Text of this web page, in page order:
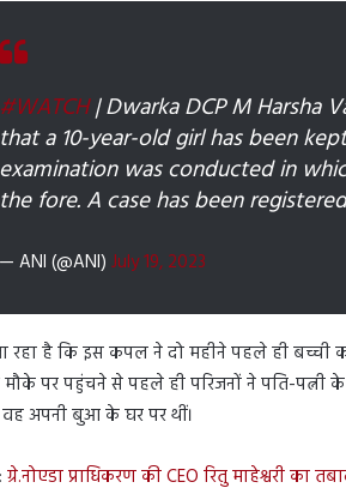
#WATCH| Dwarka DCP M Harsha
that a 10-year-old girl has been
examination was conducted in
the fore. A case has been
— ANI (@ANI) July 19, 2023
रहा है कि इस कपल ने दो महीने पहले ही बच्ची
पर पहुंचने से पहले ही परिजनों ने पति-पत्नी
अपनी बुआ के घर पर थीं।
ग्रे.नोएडा प्राधिकरण की CEO रितु माहेश्वरी का